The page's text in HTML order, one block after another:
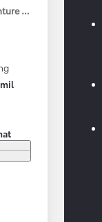
Drag V-Hjul